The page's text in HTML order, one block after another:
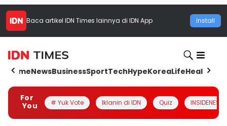
Baca artikel IDN Times lainnya di IDN App Install
HomeNewsBusinessSportTechHypeKoreaLifeHealth
For
You
# Yuk Vote Iklanin di IDN Quiz INSIDENESIA